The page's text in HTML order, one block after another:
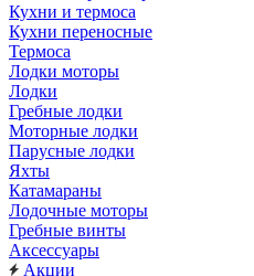
Кухни и термоса
Кухни переносные
Термоса
Лодки моторы
Лодки
Гребные лодки
Моторные лодки
Парусные лодки
Яхты
Катамараны
Лодочные моторы
Гребные винты
Аксессуары
Акции